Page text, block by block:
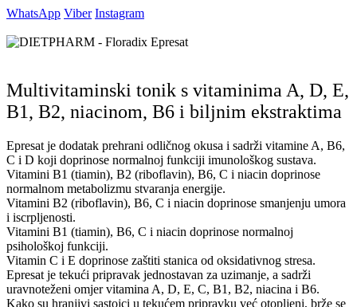
WhatsApp Viber Instagram
Multivitaminski tonik s vitaminima A, D, E,
B1, B2, niacinom, B6 i biljnim ekstraktima
Epresat je dodatak prehrani odličnog okusa i sadrži vitamine A, B6,
C i D koji doprinose normalnoj funkciji imunološkog sustava.
Vitamini B1 (tiamin), B2 (riboflavin), B6, C i niacin doprinose
normalnom metabolizmu stvaranja energije.
Vitamini B2 (riboflavin), B6, C i niacin doprinose smanjenju umora
i iscrpljenosti.
Vitamini B1 (tiamin), B6, C i niacin doprinose normalnoj
psihološkoj funkciji.
Vitamin C i E doprinose zaštiti stanica od oksidativnog stresa.
Epresat je tekući pripravak jednostavan za uzimanje, a sadrži
uravnoteženi omjer vitamina A, D, E, C, B1, B2, niacina i B6.
Kako su hranjivi sastojci u tekućem pripravku već otopljeni, brže se